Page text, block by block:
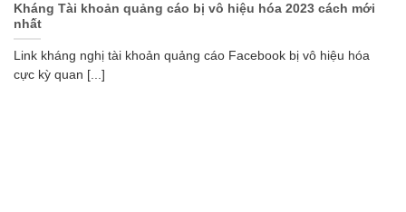
Kháng Tài khoản quảng cáo bị vô hiệu hóa 2023 cách mới
nhất
Link kháng nghị tài khoản quảng cáo Facebook bị vô hiệu hóa
cực kỳ quan [...]